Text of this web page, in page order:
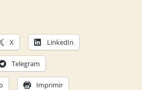
X LinkedIn
Telegram
Imprimir